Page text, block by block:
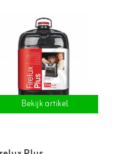
Bekijk artikel